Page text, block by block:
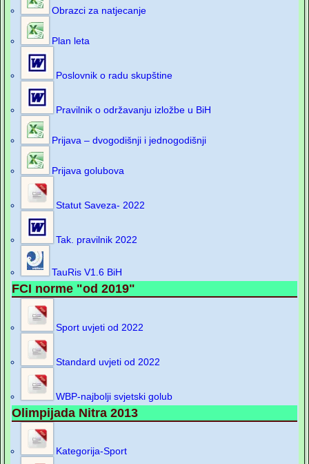
Obrazci za natjecanje
Plan leta
Poslovnik o radu skupštine
Pravilnik o održavanju izložbe u BiH
Prijava – dvogodišnji i jednogodišnji
Prijava golubova
Statut Saveza- 2022
Tak. pravilnik 2022
TauRis V1.6 BiH
FCI norme "od 2019"
Sport uvjeti od 2022
Standard uvjeti od 2022
WBP-najbolji svjetski golub
Olimpijada Nitra 2013
Kategorija-Sport